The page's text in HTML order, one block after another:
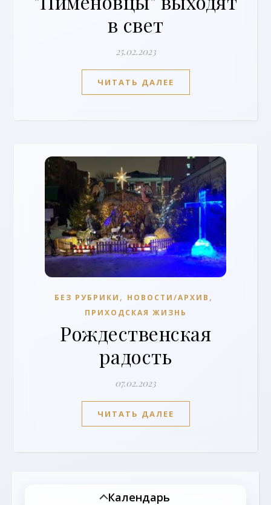
в свет
25.02.2023
ЧИТАТЬ ДАЛЕЕ
БЕЗ РУБРИКИ , НОВОСТИ/АРХИВ ,
ПРИХОДСКАЯ ЖИЗНЬ
Рождественская
радость
07.02.2023
ЧИТАТЬ ДАЛЕЕ
Календарь